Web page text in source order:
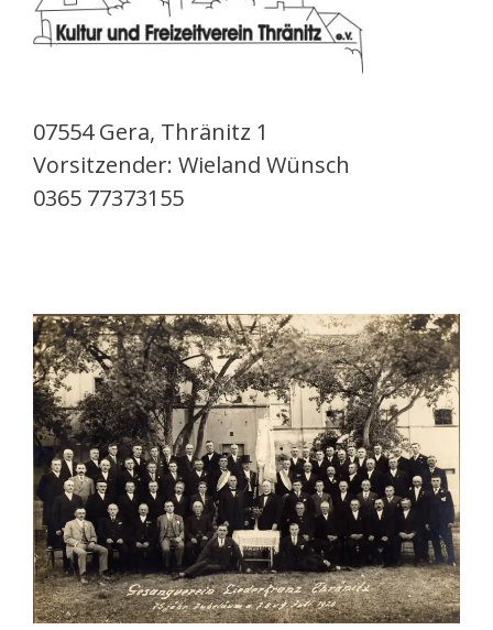
07554 Gera, Thränitz 1
Vorsitzender: Wieland Wünsch
0365 77373155‬